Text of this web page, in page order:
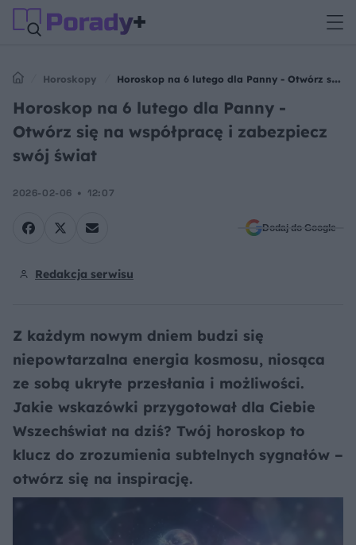
Horoskopy
Horoskop na 6 lutego dla Panny - Otwórz się
na współpracę i zabezpiecz swój świat
Horoskop na 6 lutego dla Panny -
Otwórz się na współpracę i zabezpiecz
swój świat
2026-02-06 12:07
Dodaj do Google
Redakcja serwisu
Z każdym nowym dniem budzi się
niepowtarzalna energia kosmosu, niosąca
ze sobą ukryte przesłania i możliwości.
Jakie wskazówki przygotował dla Ciebie
Wszechświat na dziś? Twój horoskop to
klucz do zrozumienia subtelnych sygnałów –
otwórz się na inspirację.